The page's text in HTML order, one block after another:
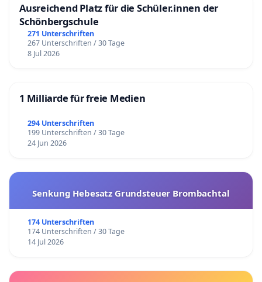
Ausreichend Platz für die Schüler.innen der
Schönbergschule
271 Unterschriften
267 Unterschriften / 30 Tage
8 Jul 2026
1 Milliarde für freie Medien
294 Unterschriften
199 Unterschriften / 30 Tage
24 Jun 2026
Senkung Hebesatz Grundsteuer Brombachtal
174 Unterschriften
174 Unterschriften / 30 Tage
14 Jul 2026